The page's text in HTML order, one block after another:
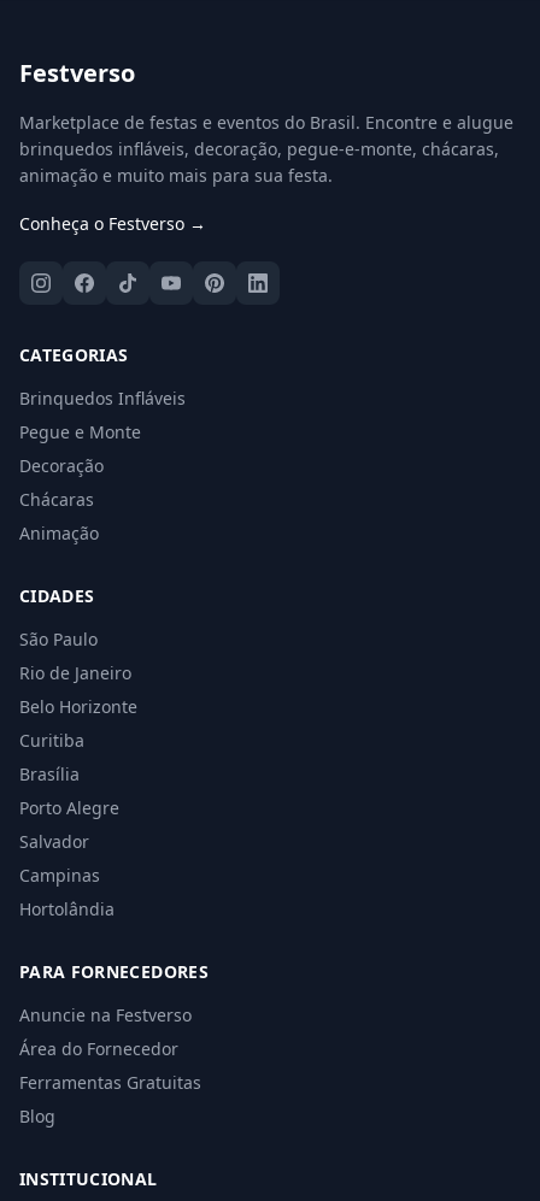
Festverso
Marketplace de festas e eventos do Brasil. Encontre e alugue
brinquedos infláveis, decoração, pegue-e-monte, chácaras,
animação e muito mais para sua festa.
Conheça o Festverso →
CATEGORIAS
Brinquedos Infláveis
Pegue e Monte
Decoração
Chácaras
Animação
CIDADES
São Paulo
Rio de Janeiro
Belo Horizonte
Curitiba
Brasília
Porto Alegre
Salvador
Campinas
Hortolândia
PARA FORNECEDORES
Anuncie na Festverso
Área do Fornecedor
Ferramentas Gratuitas
Blog
INSTITUCIONAL